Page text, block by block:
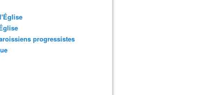
progressistes